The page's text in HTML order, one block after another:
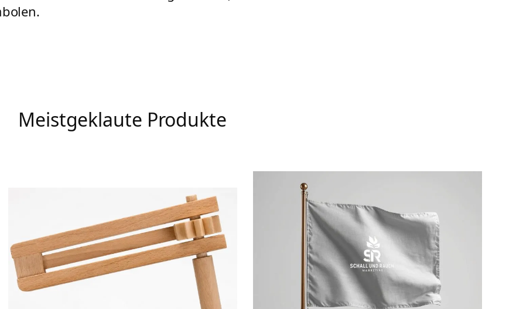
Meistgeklaute Produkte